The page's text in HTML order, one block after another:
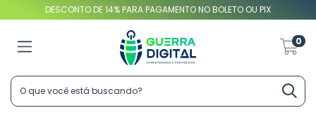
DESCONTO DE 14% PARA PAGAMENTO NO BOLETO OU PIX
0